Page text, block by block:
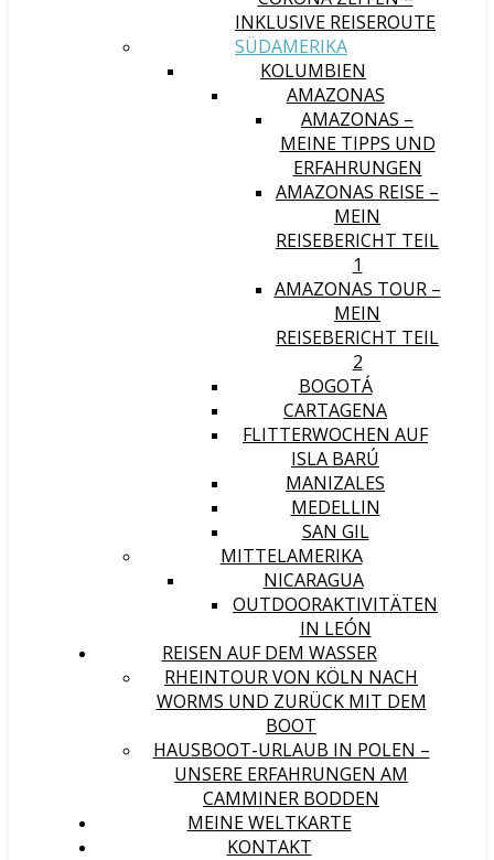
INKLUSIVE REISEROUTE
SÜDAMERIKA
KOLUMBIEN
AMAZONAS
AMAZONAS –
MEINE TIPPS UND
ERFAHRUNGEN
AMAZONAS REISE –
MEIN
REISEBERICHT TEIL
1
AMAZONAS TOUR –
MEIN
REISEBERICHT TEIL
2
BOGOTÁ
CARTAGENA
FLITTERWOCHEN AUF
ISLA BARÚ
MANIZALES
MEDELLIN
SAN GIL
MITTELAMERIKA
NICARAGUA
OUTDOORAKTIVITÄTEN
IN LEÓN
REISEN AUF DEM WASSER
RHEINTOUR VON KÖLN NACH
WORMS UND ZURÜCK MIT DEM
BOOT
HAUSBOOT-URLAUB IN POLEN –
UNSERE ERFAHRUNGEN AM
CAMMINER BODDEN
MEINE WELTKARTE
KONTAKT